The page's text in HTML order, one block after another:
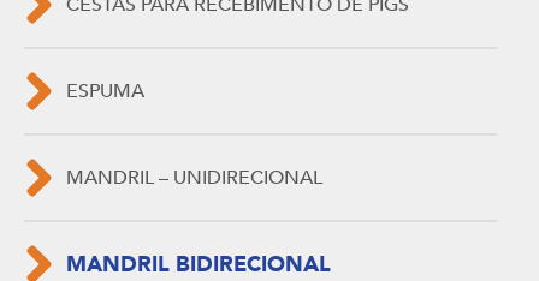
ESPUMA
MANDRIL – UNIDIRECIONAL
MANDRIL BIDIRECIONAL